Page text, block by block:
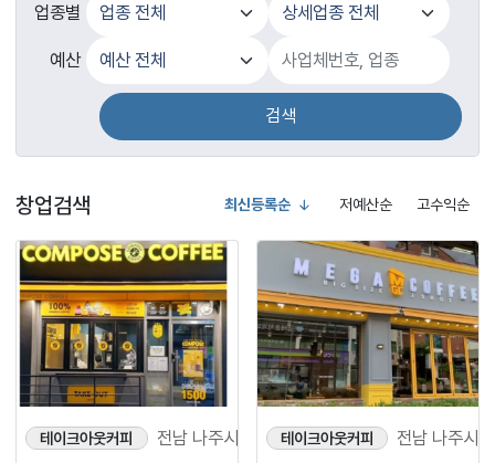
업종별
예산
검색
창업검색 최신등록순 저예산순 고수익순
테이크아웃커피 전남 나주시 테이크아웃커피 전남 나주시